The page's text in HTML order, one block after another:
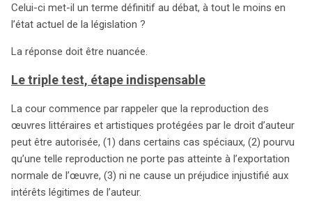
Celui-ci met-il un terme définitif au débat, à tout le moins en
l’état actuel de la législation ?
La réponse doit être nuancée.
Le triple test, étape indispensable
La cour commence par rappeler que la reproduction des
œuvres littéraires et artistiques protégées par le droit d’auteur
peut être autorisée, (1) dans certains cas spéciaux, (2) pourvu
qu’une telle reproduction ne porte pas atteinte à l’exportation
normale de l’œuvre, (3) ni ne cause un préjudice injustifié aux
intérêts légitimes de l’auteur.